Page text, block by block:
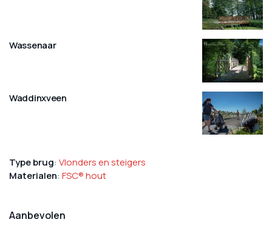
Wassenaar
Waddinxveen
Type brug: Vlonders en steigers
Materialen: FSC® hout
Aanbevolen